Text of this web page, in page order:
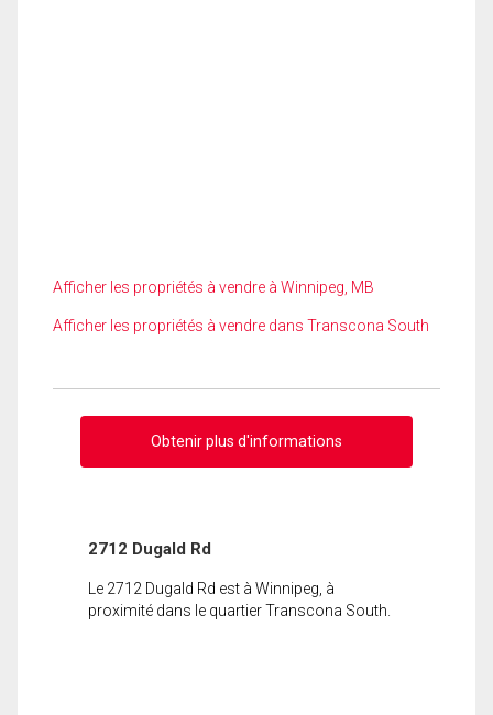
Afficher les propriétés à vendre à Winnipeg, MB
Afficher les propriétés à vendre dans Transcona South
Obtenir plus d'informations
2712 Dugald Rd
Le 2712 Dugald Rd est à Winnipeg, à
proximité dans le quartier Transcona South.